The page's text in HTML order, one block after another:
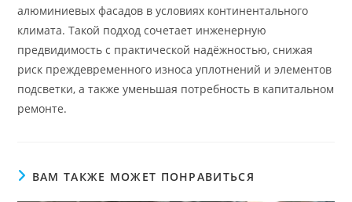
алюминиевых фасадов в условиях континентального
климата. Такой подход сочетает инженерную
предвидимость с практической надёжностью, снижая
риск преждевременного износа уплотнений и элементов
подсветки, а также уменьшая потребность в капитальном
ремонте.
ВАМ ТАКЖЕ МОЖЕТ ПОНРАВИТЬСЯ